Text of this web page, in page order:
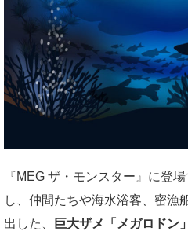
『MEG ザ・モンスター』に登
し、仲間たちや海水浴客、密漁
出した、
巨大ザメ「メガロドン」